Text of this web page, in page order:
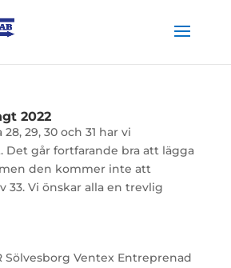
2022
29, 30 och 31 har vi
Det går fortfarande bra att lägga
den kommer inte att
33. Vi önskar alla en trevlig
Sölvesborg Ventex Entreprenad